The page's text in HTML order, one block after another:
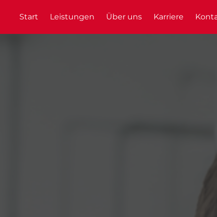
Start Leistungen Über uns Karriere